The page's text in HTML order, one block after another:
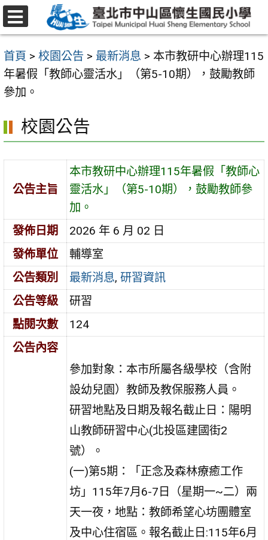
跳
至
要
內
容
首頁 > 校園公告 > 最新消息 > 本市教研中心辦理115
年暑假「教師心靈活水」（第5-10期），鼓勵教師
參加。
校園公告
公告主旨
本市教研中心辦理115年暑假「教師心
靈活水」（第5-10期），鼓勵教師參
加。
發佈日期
2026 年 6 月 02 日
發佈單位
輔導室
公告類別
最新消息,研習資訊
公告等級
研習
點閱次數
124
公告內容
參加對象：本市所屬各級學校（含附
設幼兒園）教師及教保服務人員。
研習地點及日期及報名截止日：陽明
山教師研習中心(北投區建國街2
號）。
(一)第5期：「正念及森林療癒工作
坊」115年7月6-7日（星期一~二）兩
天一夜，地點：教師希望心坊團體室
及中心住宿區。報名截止日:115年6月
選
單